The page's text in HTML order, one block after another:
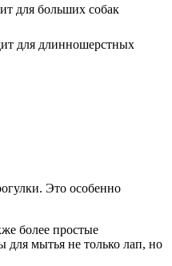
для больших собак
для длинношерстных
Это особенно
более простые
мытья не только лап, но